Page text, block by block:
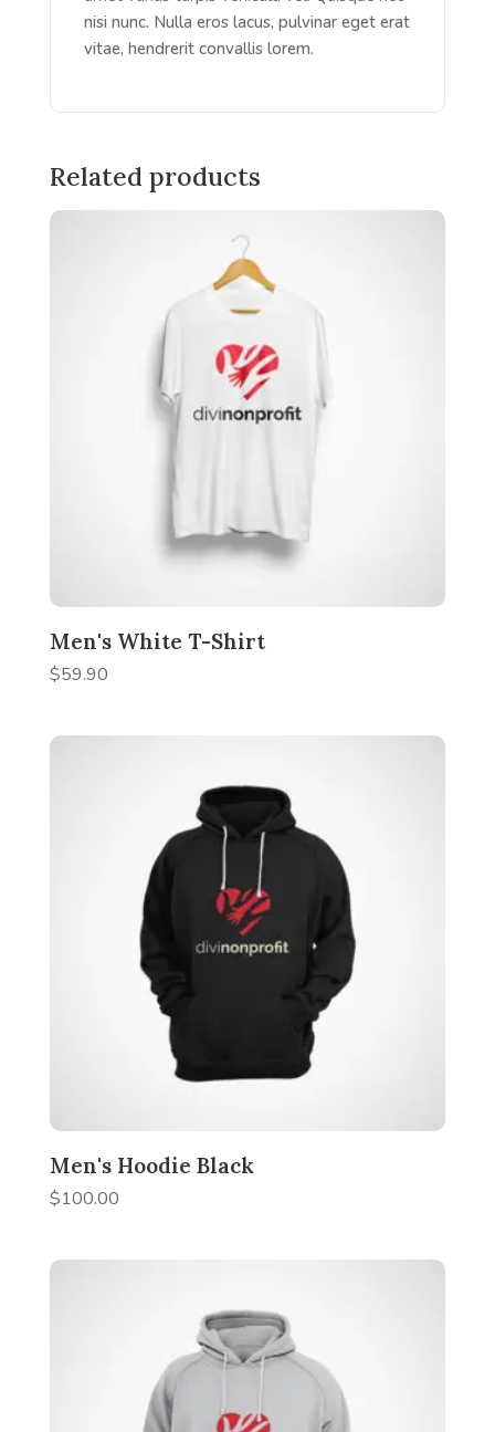
nisi nunc. Nulla eros lacus, pulvinar eget erat
vitae, hendrerit convallis lorem.
Related products
Men's White T-Shirt
$59.90
Men's Hoodie Black
$100.00